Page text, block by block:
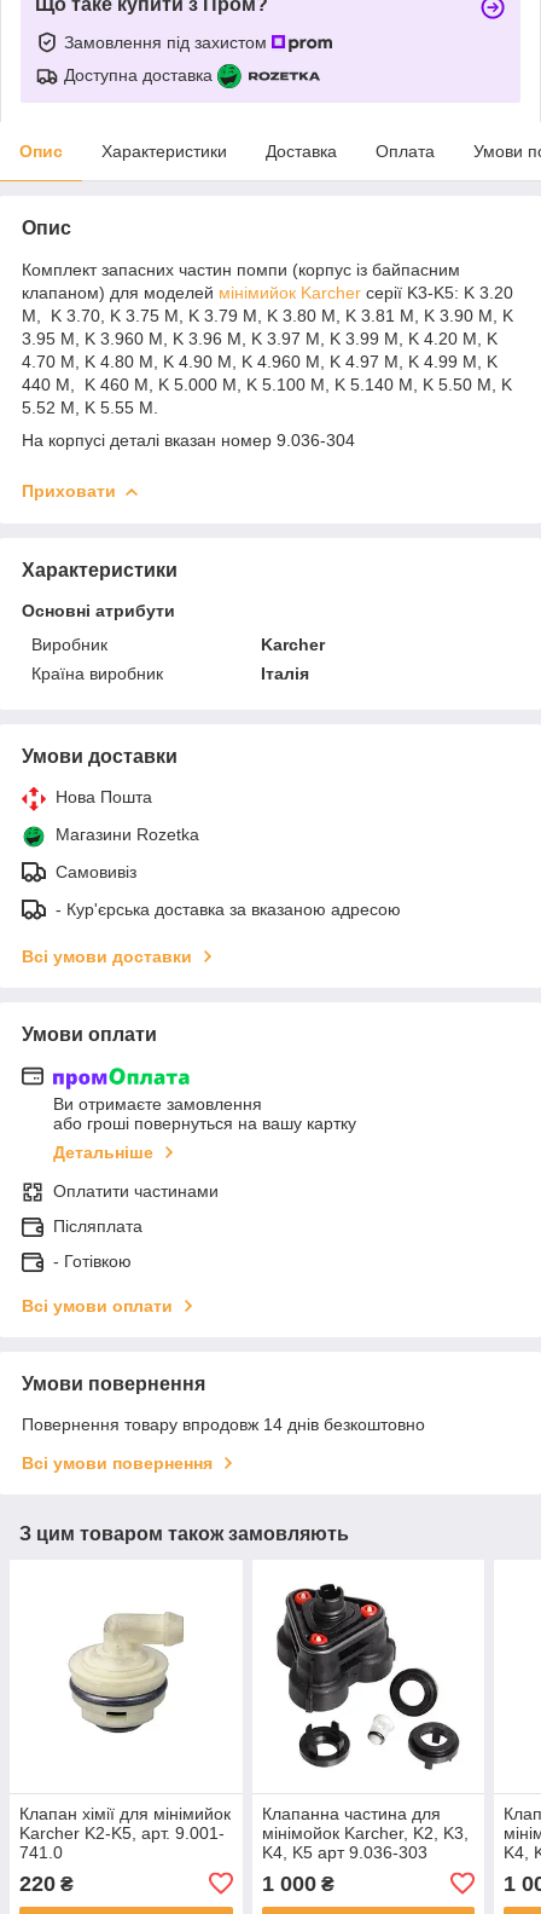
Замовлення під захистом
Доступна доставка
Опис Характеристики Доставка Оплата Умови
Опис
Комплект запасних частин помпи (корпус із байпасним
клапаном) для моделей мінімийок Karcher серії K3-K5: K 3.20
M, K 3.70, K 3.75 M, K 3.79 M, K 3.80 M, K 3.81 M, K 3.90 M, K
3.95 M, K 3.960 M, K 3.96 M, K 3.97 M, K 3.99 M, K 4.20 M, K
4.70 M, K 4.80 M, K 4.90 M, K 4.960 M, K 4.97 M, K 4.99 M, K
440 M, K 460 M, K 5.000 M, K 5.100 M, K 5.140 M, K 5.50 M, K
5.52 M, K 5.55 M.
На корпусі деталі вказан номер 9.036-304
Приховати
Характеристики
Основні атрибути
Виробник
Karcher
Країна виробник
Італія
Умови доставки
Нова Пошта
Магазини Rozetka
Самовивіз
- Кур'єрська доставка за вказаною адресою
Всі умови доставки
Умови оплати
Ви отримаєте замовлення
або гроші повернуться на вашу картку
Детальніше
Оплатити частинами
Післяплата
- Готівкою
Всі умови оплати
Умови повернення
Повернення товару впродовж 14 днів безкоштовно
Всі умови повернення
З цим товаром також замовляють
Клапан хімії для мінімийок
Karcher K2-K5, арт. 9.001-
741.0
220 ₴
Клапанна частина для
мінімойок Karcher, K2, K3,
K4, K5 арт 9.036-303
1 000₴
K4,
1